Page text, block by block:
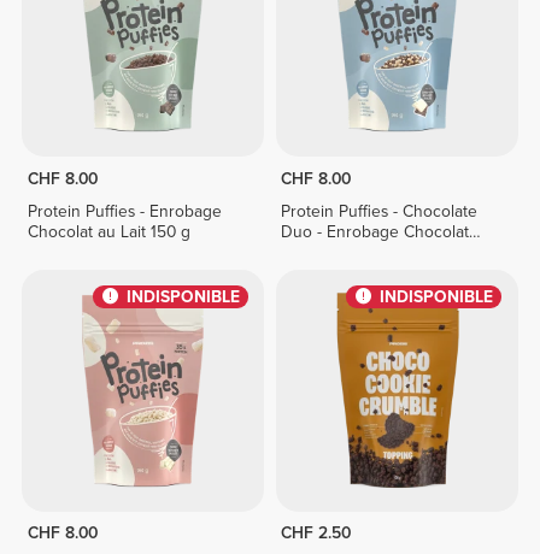
CHF 8.00
Protein Puffies - Enrobage
Chocolat au Lait 150 g
CHF 8.00
Protein Puffies - Chocolate
Duo - Enrobage Chocolat
INDISPONIBLE
CHF 8.00
INDISPONIBLE
CHF 2.50